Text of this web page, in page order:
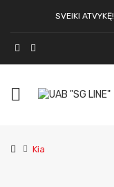
SVEIKI
Kia